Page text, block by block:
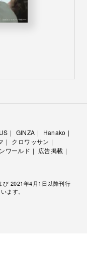
GINZA
Hanako
クロワッサン
ワールド
広告掲載
び 2021年4月1日以降刊行
ます。